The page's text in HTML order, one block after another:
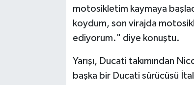
motosikletim kaymaya
koydum, son virajda
ediyorum." diye konuştu.
Yarışı, Ducati takımından
başka bir Ducati sürücüsü